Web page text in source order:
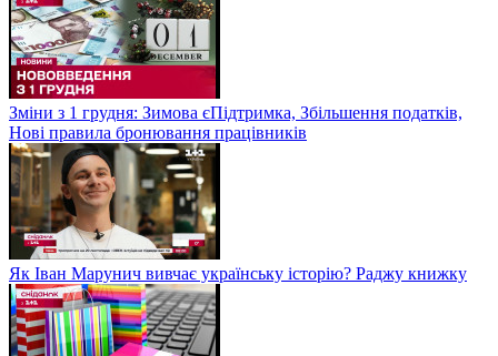
Зміни з 1 грудня: Зимова єПідтримка, Збільшення податків,
Нові правила бронювання працівників
Як Іван Марунич вивчає українську історію? Раджу книжку